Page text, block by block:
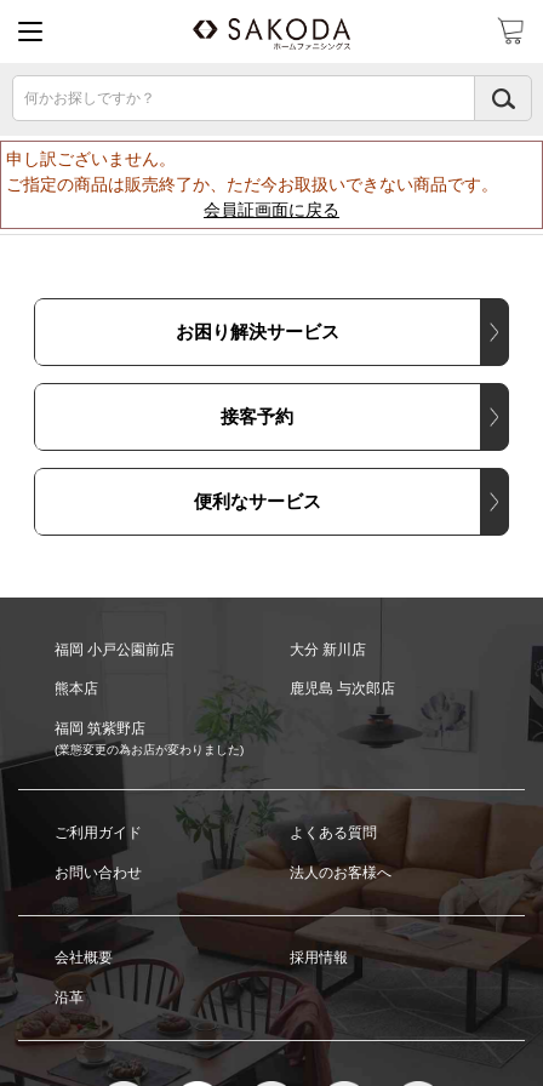
何かお探しですか？
申し訳ございません。
ご指定の商品は販売終了か、ただ今お取扱いできない商品です。
会員証画面に戻る
お困り解決サービス
接客予約
便利なサービス
福岡 小戸公園前店 大分 新川店
熊本店 鹿児島 与次郎店
福岡 筑紫野店
(業態変更の為お店が変わりました)
ご利用ガイド よくある質問
お問い合わせ 法人のお客様へ
会社概要 採用情報
沿革